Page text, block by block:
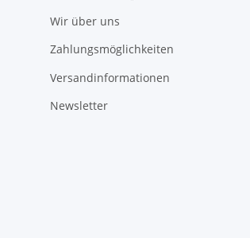
Wir über uns
Zahlungsmöglichkeiten
Versandinformationen
Newsletter